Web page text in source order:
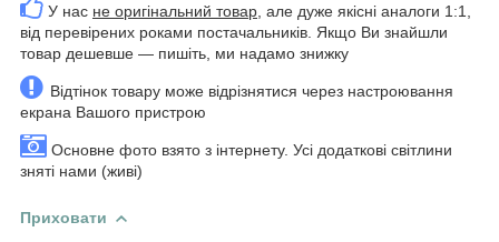
У нас не оригінальний товар , але дуже якісні аналоги 1:1,
від перевірених роками постачальників. Якщо Ви знайшли
товар дешевше — пишіть, ми надамо знижку
Відтінок товару може відрізнятися через настроювання
екрана Вашого пристрою
Основне фото взято з інтернету. Усі додаткові світлини
зняті нами (живі)
Приховати